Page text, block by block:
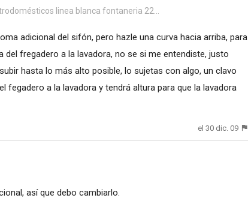
linea blanca fontaneria 22...
adicional del sifón, pero hazle una curva hacia arriba, para
del fregadero a la lavadora, no se si me entendiste, justo
hasta lo más alto posible, lo sujetas con algo, un clavo
fegadero a la lavadora y tendrá altura para que la lavadora
el 30 dic. 09
así que debo cambiarlo.